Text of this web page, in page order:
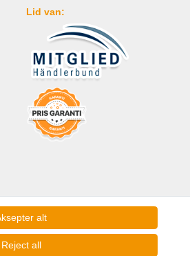
Lid van:
alt
Reject all